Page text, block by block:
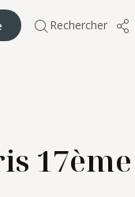
Rechercher
17ème